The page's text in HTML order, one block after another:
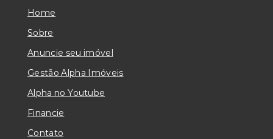
Home
Sobre
Anuncie seu imóvel
Gestão Alpha Imóveis
Alpha no Youtube
Financie
Contato